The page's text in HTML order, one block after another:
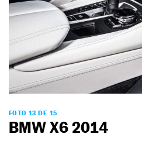
FOTO 13 DE 15
BMW X6 2014